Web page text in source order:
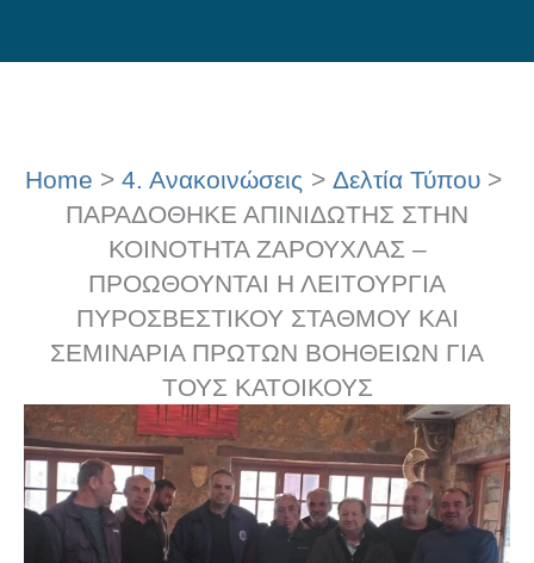
to
Home 4. Ανακοινώσεις
Δελτία Τύπου
ΠΑΡΑΔΟΘΗΚΕ ΑΠΙΝΙΔΩΤΗΣ ΣΤΗΝ
ΚΟΙΝΟΤΗΤΑ ΖΑΡΟΥΧΛΑΣ –
ΠΡΟΩΘΟΥΝΤΑΙ Η ΛΕΙΤΟΥΡΓΙΑ
ΠΥΡΟΣΒΕΣΤΙΚΟΥ ΣΤΑΘΜΟΥ ΚΑΙ
ΣΕΜΙΝΑΡΙΑ ΠΡΩΤΩΝ ΒΟΗΘΕΙΩΝ ΓΙΑ
ΤΟΥΣ ΚΑΤΟΙΚΟΥΣ